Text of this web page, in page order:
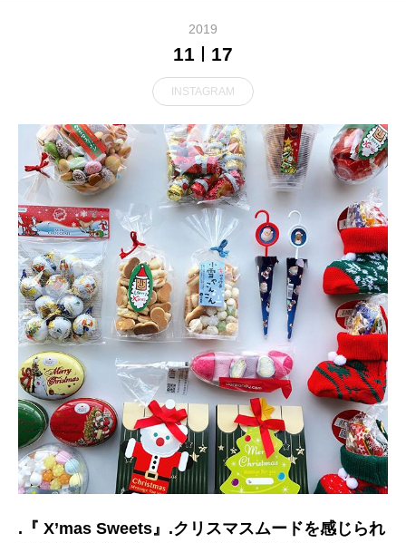
2019
11 17
INSTAGRAM
.『 X’mas Sweets』.クリスマスムードを感じられ